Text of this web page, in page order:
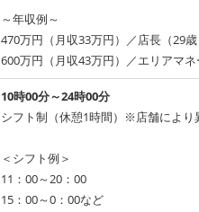
～年収例～
470万円（月収33万円）／店長（29歳
600万円（月収43万円）／エリアマネ
10時00分～24時00分
シフト制（休憩1時間）※店舗により
＜シフト例＞
11：00～20：00
15：00～0：00など